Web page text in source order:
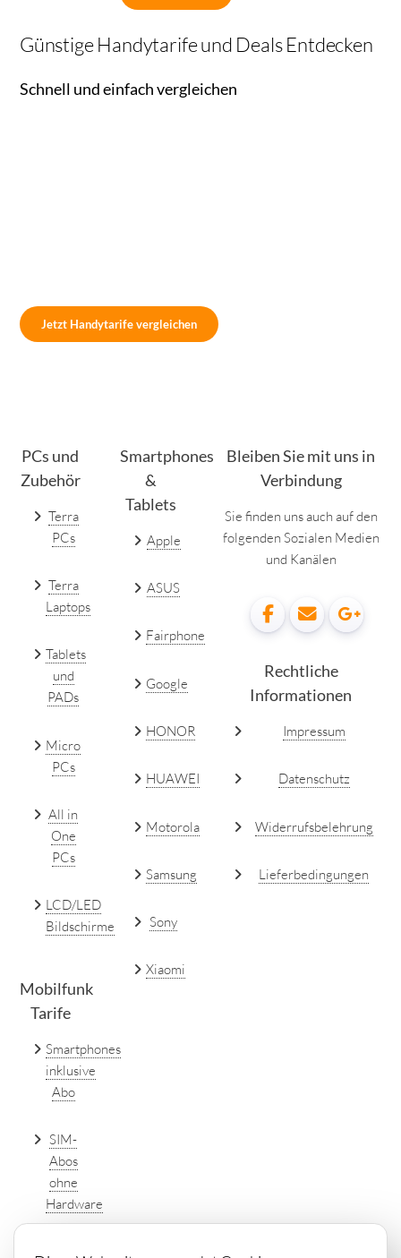
Günstige Handytarife und Deals Entdecken
Schnell und einfach vergleichen
Jetzt Handytarife vergleichen
PCs und
Zubehör
Terra
PCs
Terra
Laptops
Tablets
und
PADs
Micro
PCs
All in
One
PCs
LCD/LED
Bildschirme
Mobilfunk
Tarife
Smartphones
inklusive
Abo
SIM-
Abos
ohne
Hardware
Smartphones
&
Tablets
Apple
ASUS
Fairphone
Google
HONOR
HUAWEI
Motorola
Samsung
Sony
Xiaomi
Bleiben Sie mit uns in
Verbindung
Sie finden uns auch auf den
folgenden Sozialen Medien
und Kanälen
Rechtliche
Informationen
Impressum
Datenschutz
Widerrufsbelehrung
Lieferbedingungen